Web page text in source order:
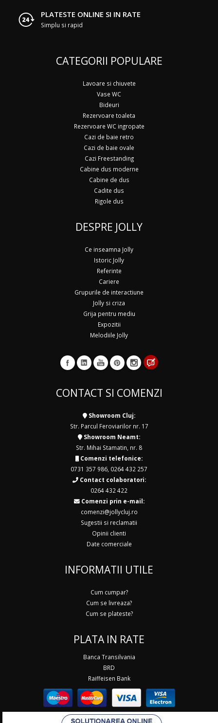
PLATESTE ONLINE SI IN RATE
Simplu si rapid
CATEGORII POPULARE
Lavoare si chiuvete
Vase WC
Bideuri
Rezervoare toaleta
Rezervoare WC ingropate
Cazi de baie retro
Cazi de baie ovale
Cazi Freestanding
Cabine dus moderne
Cabine de dus
Cadite dus
Rigole dus
DESPRE JOLLY
Ce inseamna Jolly
Istoric Jolly
Referinte
Cariere
Grupurile de interactiune
Jolly si criza
Grija pentru mediu
Expozitii
Melodiile Jolly
CONTACT SI COMENZI
Showroom Cluj:
Str. Parcul Feroviarilor nr. 17
Showroom Neamt:
Str. Mihai Stamatin, nr. 8
Comenzi telefonice:
0731 357 986 0264 432 257
Contact colaboratori:
0264 432 422
Comenzi prin e-mail:
comenzi@jollycluj.ro
Sugestii si reclamatii
Opinii clienti
Date comerciale
INFORMATII UTILE
Cum cumpar?
Cum se livreaza?
Cum se plateste?
PLATA IN RATE
Banca Transilvania
BRD
Raiffeisen Bank